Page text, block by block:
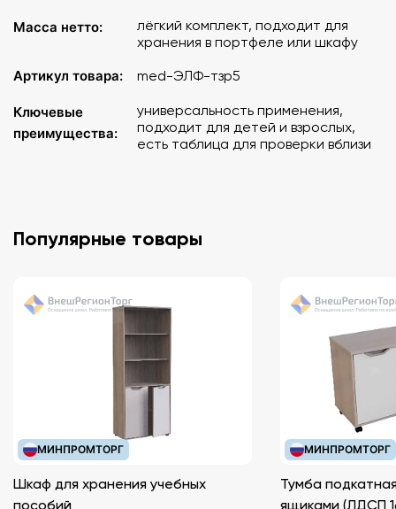
Масса нетто:
лёгкий комплект, подходит для
хранения в портфеле или шкафу
Артикул товара:
med-ЭЛФ-тзр5
Ключевые
преимущества:
универсальность применения,
подходит для детей и взрослых,
есть таблица для проверки вблизи
Популярные товары
МИНПРОМТОРГ
Шкаф для хранения учебных
пособий
МИНПРОМТОРГ
Тумба
ящиками